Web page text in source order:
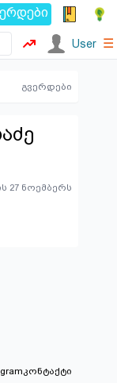
User ☰
გვერდები
27 ნოემბერს
კონტაქტი